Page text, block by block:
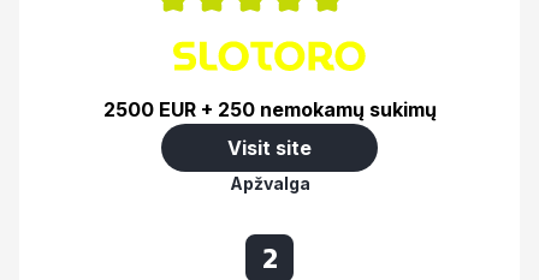
2500 EUR + 250 nemokamų sukimų
Visit site
Apžvalga
2